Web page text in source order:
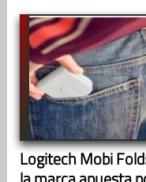
Logitech Mobi